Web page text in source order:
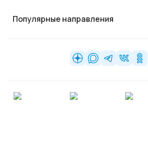
Популярные направления